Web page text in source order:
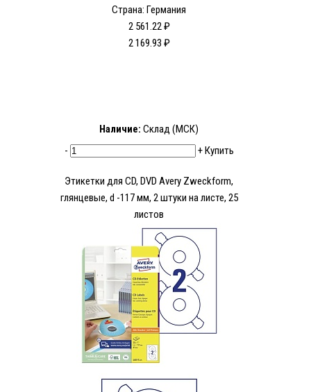
Страна: Германия
2 561.22 ₽
2 169.93 ₽
Наличие: Склад (МСК)
-
+Купить
Этикетки для CD, DVD Avery Zweckform,
глянцевые, d -117 мм, 2 штуки на листе, 25
листов